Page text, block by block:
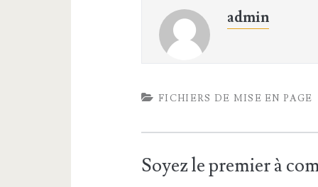
admin
FICHIERS DE MISE EN PAGE
Soyez le premier à